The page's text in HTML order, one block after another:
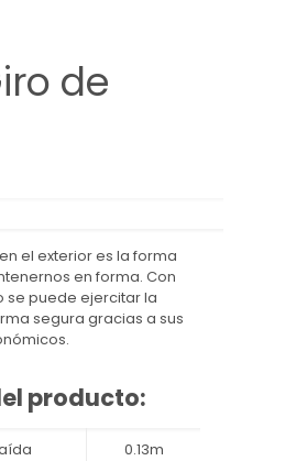
de
el exterior es la forma
en forma. Con
se puede ejercitar la
segura gracias a sus
producto:
0.13m